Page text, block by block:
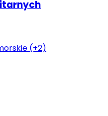
(+2)